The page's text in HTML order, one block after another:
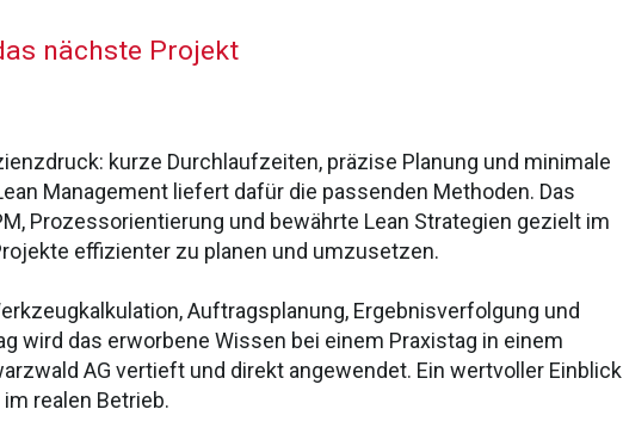
nächste Projekt
kurze Durchlaufzeiten, präzise Planung und minimale
Management liefert dafür die passenden Methoden. Das
Prozessorientierung und bewährte Lean Strategien gezielt im
effizienter zu planen und umzusetzen.
Auftragsplanung, Ergebnisverfolgung und
wird das erworbene Wissen bei einem Praxistag in einem
AG vertieft und direkt angewendet. Ein wertvoller Einblick
realen Betrieb.